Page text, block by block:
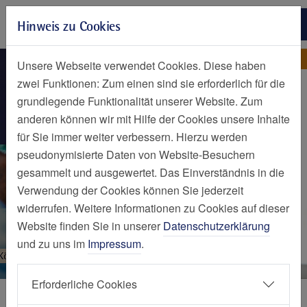
Zur Hauptnavigation springen
Zum Seiteninhalt springen
Zum Seitenende springen
Nachrichten Detailseite
Nachricht
Hinweis zu Cookies
Unsere Webseite verwendet Cookies. Diese haben
zwei Funktionen: Zum einen sind sie erforderlich für die
grundlegende Funktionalität unserer Website. Zum
anderen können wir mit Hilfe der Cookies unsere Inhalte
für Sie immer weiter verbessern. Hierzu werden
pseudonymisierte Daten von Website-Besuchern
gesammelt und ausgewertet. Das Einverständnis in die
Verwendung der Cookies können Sie jederzeit
widerrufen. Weitere Informationen zu Cookies auf dieser
Website finden Sie in unserer Datenschutzerklärung
und zu uns im Impressum.
Erforderliche Cookies